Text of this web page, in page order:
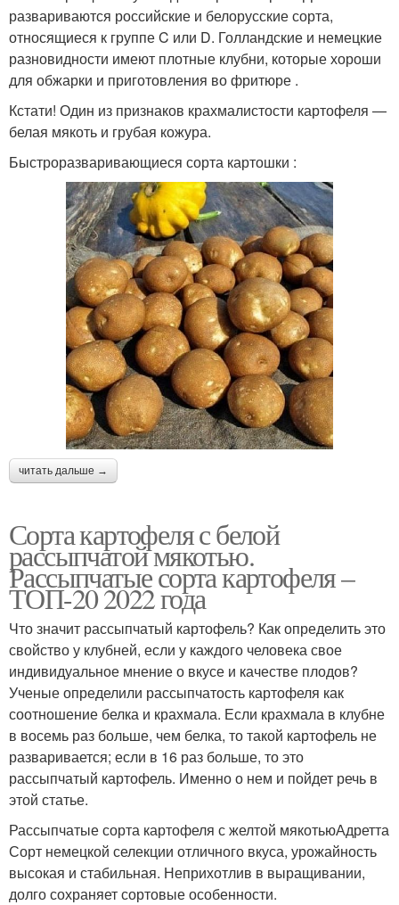
развариваются российские и белорусские сорта,
относящиеся к группе C или D. Голландские и немецкие
разновидности имеют плотные клубни, которые хороши
для обжарки и приготовления во фритюре .
Кстати! Один из признаков крахмалистости картофеля —
белая мякоть и грубая кожура.
Быстроразваривающиеся сорта картошки :
читать дальше →
Сорта картофеля с белой
рассыпчатой мякотью.
Рассыпчатые сорта картофеля –
ТОП-20 2022 года
Что значит рассыпчатый картофель? Как определить это
свойство у клубней, если у каждого человека свое
индивидуальное мнение о вкусе и качестве плодов?
Ученые определили рассыпчатость картофеля как
соотношение белка и крахмала. Если крахмала в клубне
в восемь раз больше, чем белка, то такой картофель не
разваривается; если в 16 раз больше, то это
рассыпчатый картофель. Именно о нем и пойдет речь в
этой статье.
Рассыпчатые сорта картофеля с желтой мякотьюАдретта
Сорт немецкой селекции отличного вкуса, урожайность
высокая и стабильная. Неприхотлив в выращивании,
долго сохраняет сортовые особенности.